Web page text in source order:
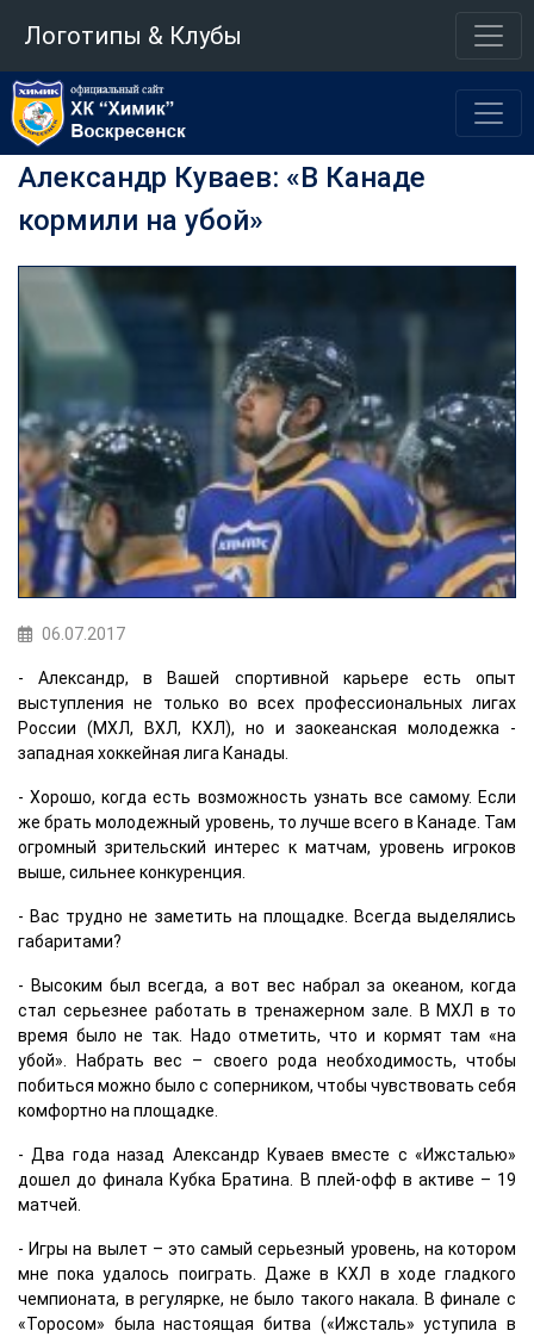
Логотипы & Клубы
Александр Куваев: «В Канаде
кормили на убой»
06.07.2017
- Александр, в Вашей спортивной карьере есть опыт
выступления не только во всех профессиональных лигах
России (МХЛ, ВХЛ, КХЛ), но и заокеанская молодежка -
западная хоккейная лига Канады.
- Хорошо, когда есть возможность узнать все самому. Если
же брать молодежный уровень, то лучше всего в Канаде. Там
огромный зрительский интерес к матчам, уровень игроков
выше, сильнее конкуренция.
- Вас трудно не заметить на площадке. Всегда выделялись
габаритами?
- Высоким был всегда, а вот вес набрал за океаном, когда
стал серьезнее работать в тренажерном зале. В МХЛ в то
время было не так. Надо отметить, что и кормят там «на
убой». Набрать вес – своего рода необходимость, чтобы
побиться можно было с соперником, чтобы чувствовать себя
комфортно на площадке.
- Два года назад Александр Куваев вместе с «Ижсталью»
дошел до финала Кубка Братина. В плей-офф в активе – 19
матчей.
- Игры на вылет – это самый серьезный уровень, на котором
мне пока удалось поиграть. Даже в КХЛ в ходе гладкого
чемпионата, в регулярке, не было такого накала. В финале с
«Торосом» была настоящая битва («Ижсталь» уступила в